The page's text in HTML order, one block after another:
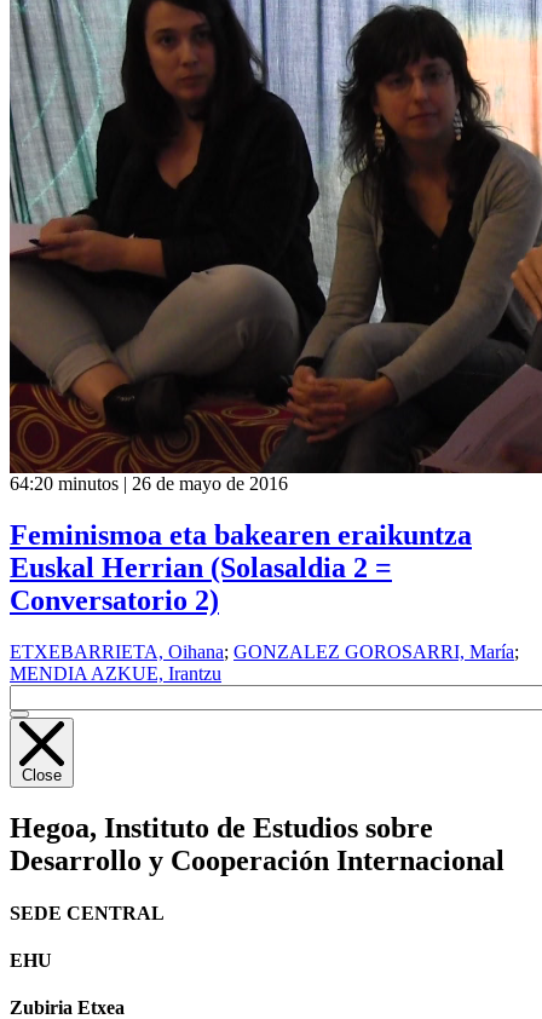
64:20 minutos | 26 de mayo de 2016
Feminismoa eta bakearen eraikuntza
Euskal Herrian (Solasaldia 2 =
Conversatorio 2)
ETXEBARRIETA, Oihana; GONZALEZ GOROSARRI, María;
MENDIA AZKUE, Irantzu
Close
Hegoa, Instituto de Estudios sobre
Desarrollo y Cooperación Internacional
SEDE CENTRAL
EHU
Zubiria Etxea